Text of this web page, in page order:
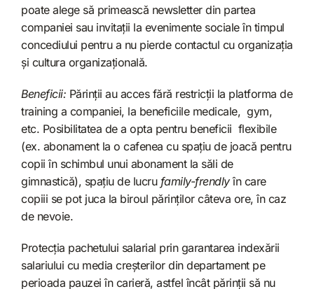
poate alege să primească newsletter din partea
companiei sau invitații la evenimente sociale în timpul
concediului pentru a nu pierde contactul cu organizația
și cultura organizațională.
Beneficii: Părinții au acces fără restricții la platforma de
training a companiei, la beneficiile medicale, gym,
etc. Posibilitatea de a opta pentru beneficii flexibile
(ex. abonament la o cafenea cu spațiu de joacă pentru
copii în schimbul unui abonament la săli de
gimnastică), spațiu de lucru family-frendlyîn care
copiii se pot juca la biroul părinților câteva ore, în caz
de nevoie.
Protecția pachetului salarial prin garantarea indexării
salariului cu media creșterilor din departament pe
perioada pauzei în carieră, astfel încât părinții să nu